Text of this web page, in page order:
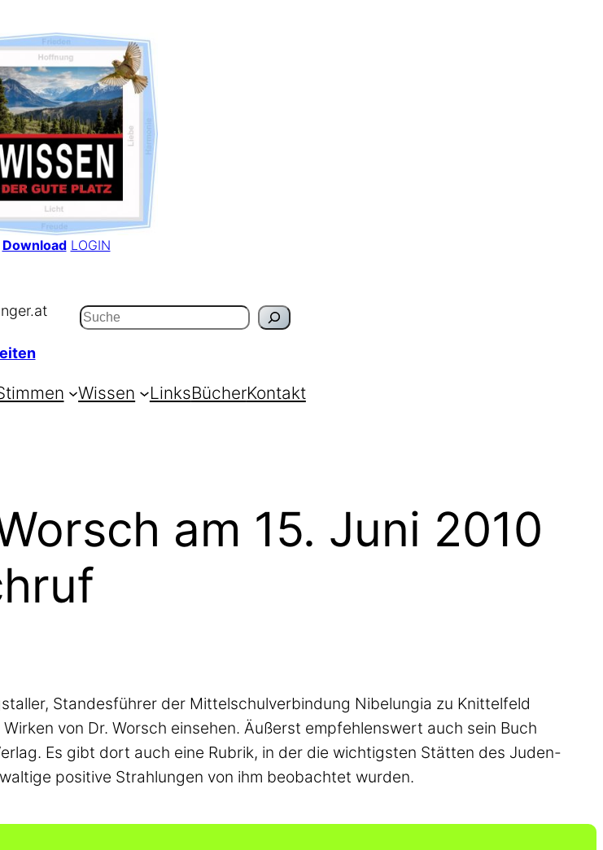
Download LOGIN
Suchen
Wissen LinksBücherKontakt
am 15. Juni 2010
Standesführer der Mittelschulverbindung Nibelungia zu Knittelfeld
von Dr. Worsch einsehen. Äußerst empfehlenswert auch sein Buch
Es gibt dort auch eine Rubrik, in der die wichtigsten Stätten des Juden-
positive Strahlungen von ihm beobachtet wurden.